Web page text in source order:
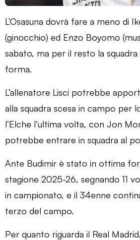
L’Osasuna dovrà fare a meno di
(ginocchio) ed Enzo Boyomo
sabato, ma per il resto la
forma.
L’allenatore Lisci potrebbe
alla squadra scesa in campo per
l’Elche l’ultima volta, con Jon
potrebbe entrare in squadra al
Ante Budimir è stato in ottima
stagione 2025-26, segnando 11
in campionato, e il 34enne
terzo del campo.
Per quanto riguarda il Real